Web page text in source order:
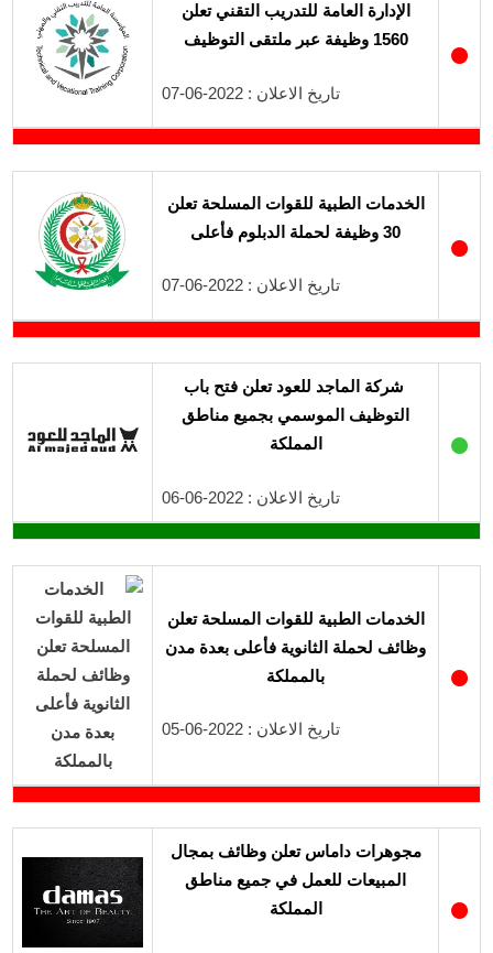
●
الإدارة العامة للتدريب التقني تعلن
1560 وظيفة عبر ملتقى التوظيف
تاريخ الاعلان : 2022-06-07
●
الخدمات الطبية للقوات المسلحة تعلن
30 وظيفة لحملة الدبلوم فأعلى
تاريخ الاعلان : 2022-06-07
●
شركة الماجد للعود تعلن فتح باب
التوظيف الموسمي بجميع مناطق
المملكة
تاريخ الاعلان : 2022-06-06
●
الخدمات الطبية للقوات المسلحة تعلن
وظائف لحملة الثانوية فأعلى بعدة مدن
بالمملكة
تاريخ الاعلان : 2022-06-05
●
مجوهرات داماس تعلن وظائف بمجال
المبيعات للعمل في جميع مناطق
المملكة